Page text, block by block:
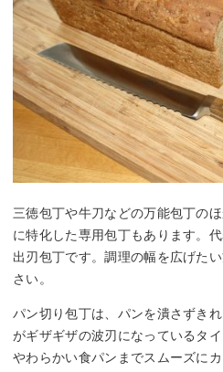
三徳包丁や牛刀などの万能包丁の
に特化した専用包丁もあります。
出刃包丁です。調理の幅を広げた
さい。
パン切り包丁は、パンを潰さずき
がギザギザの波刃になっているタ
やわらかい食パンまでスムーズにカ